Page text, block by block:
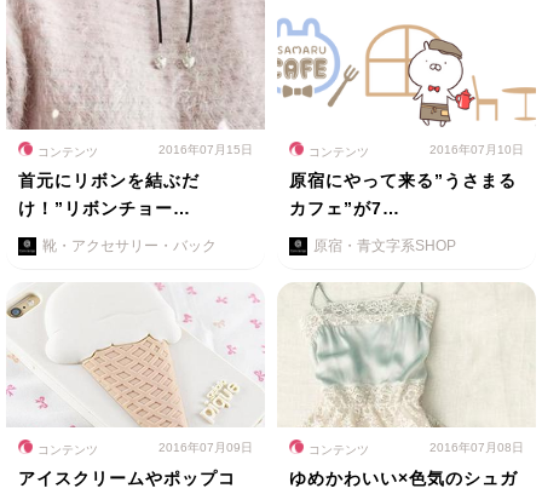
コンテンツ 2016年07月15日
首元にリボンを結ぶだ
け！”リボンチョー…
靴・アクセサリー・バック
コンテンツ 2016年07月10日
原宿にやって来る”うさまる
カフェ”が7…
原宿・青文字系SHOP
コンテンツ 2016年07月09日
アイスクリームやポップコ
コンテンツ 2016年07月08日
ゆめかわいい×色気のシュガ